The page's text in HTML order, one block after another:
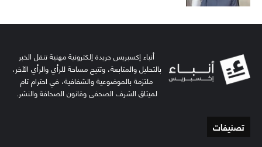
أنباء إكسبريس جريدة إلكترونية مهنية تنقل الخبر
بالتحليل والمتابعة، وتتيح مساحة للرأي والرأي الآخر،
ملتزمة بالموضوعية والشفافية، في احترام تام
لميثاق الشرف الصحفي وقانون الصحافة والنشر.
تصنيفات